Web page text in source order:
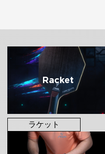
Racket
ラケット